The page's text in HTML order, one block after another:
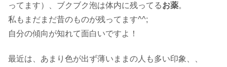
ってます）、ブクブク泡は体内に残ってるお薬。
私もまだまだ昔のものが残ってます^^;
自分の傾向が知れて面白いですよ！
最近は、あまり色が出ず薄いままの人も多い印象、、